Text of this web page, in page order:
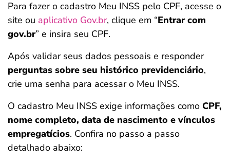
Para fazer o cadastro Meu INSS pelo CPF, acesse o
site ou aplicativo Gov.br, clique em “Entrar com
gov.br” e insira seu CPF.
Após validar seus dados pessoais e responder
perguntas sobre seu histórico previdenciário,
crie uma senha para acessar o Meu INSS.
O cadastro Meu INSS exige informações como CPF,
nome completo, data de nascimento e vínculos
empregatícios. Confira no passo a passo
detalhado abaixo: